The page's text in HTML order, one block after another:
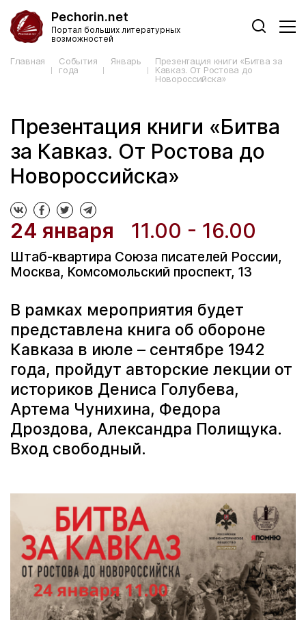
Pechorin.net
Портал больших литературных
возможностей
Главная
События
года
Январь
Презентация книги «Битва за
Кавказ. От Ростова до
Новороссийска»
Презентация книги «Битва
за Кавказ. От Ростова до
Новороссийска»
24 января 11.00 - 16.00
Штаб-квартира Союза писателей России,
Москва, Комсомольский проспект, 13
В рамках мероприятия будет
представлена книга об обороне
Кавказа в июле – сентябре 1942
года, пройдут авторские лекции от
историков Дениса Голубева,
Артема Чунихина, Федора
Дроздова, Александра Полищука.
Вход свободный.